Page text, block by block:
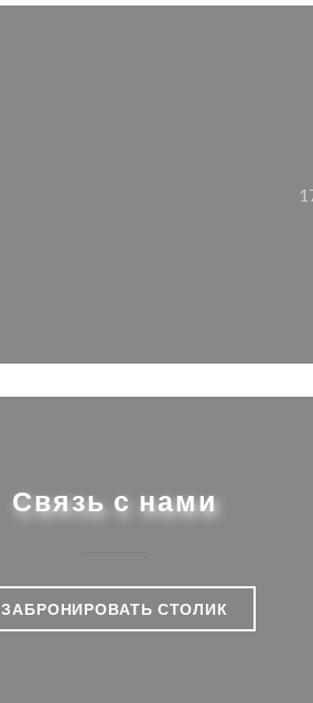
Связь с нами
ЗАБРОНИРОВАТЬ СТОЛИК